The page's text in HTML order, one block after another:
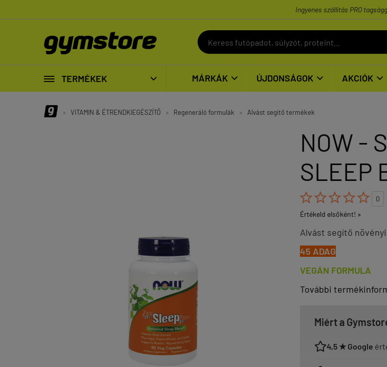
Ingyenes szállítás PRO
 TERMÉKEK  MÁRKÁK  ÚJDONSÁGOK  AKCIÓK 
» VITAMIN & ÉTRENDKIEGÉSZÍTŐ » Regeneráló formulák » Alvást segítő termékek
NOW -
SLEEP

0
Értékeld elsőként! »
Alvást segítő
45 ADAG
VEGÁN FORMULA
További
Miért a
4,5 ★ Google